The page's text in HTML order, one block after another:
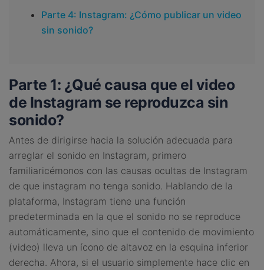
Parte 4: Instagram: ¿Cómo publicar un video
sin sonido?
Parte 1: ¿Qué causa que el video
de Instagram se reproduzca sin
sonido?
Antes de dirigirse hacia la solución adecuada para
arreglar el sonido en Instagram, primero
familiaricémonos con las causas ocultas de Instagram
de que instagram no tenga sonido. Hablando de la
plataforma, Instagram tiene una función
predeterminada en la que el sonido no se reproduce
automáticamente, sino que el contenido de movimiento
(video) lleva un ícono de altavoz en la esquina inferior
derecha. Ahora, si el usuario simplemente hace clic en